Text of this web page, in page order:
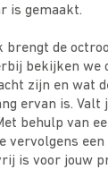
is gemaakt.
brengt de
bekijken we
zijn en wat
ervan is. Valt
behulp van
vervolgens
is voor jouw